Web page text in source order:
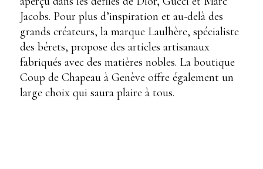
Jacobs. Pour plus d’inspiration et au-delà des
grands créateurs, la marque Laulhère, spécialiste
des bérets, propose des articles artisanaux
fabriqués avec des matières nobles. La boutique
Coup de Chapeau à Genève offre également un
large choix qui saura plaire à tous.